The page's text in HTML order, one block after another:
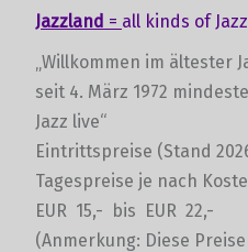
Jazzland = all kinds of
„Willkommen im ältester
seit 4. März 1972
Jazz live“
Eintrittspreise (Stand
Tagespreise je nach
EUR 15,- bis EUR 22,-
(Anmerkung: Diese